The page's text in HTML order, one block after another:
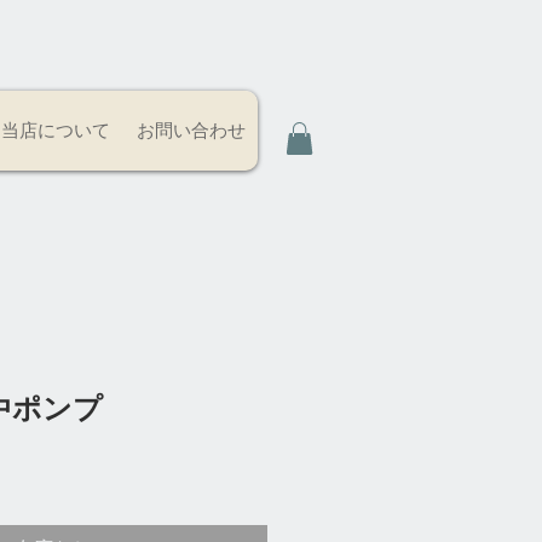
当店について お問い合わせ
ポンプ